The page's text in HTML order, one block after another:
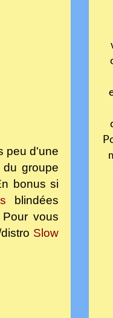
peu d'une
du groupe
bonus si
blindées
vous
Slow